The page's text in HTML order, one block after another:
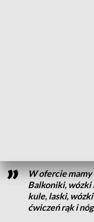
W ofercie mamy
Balkoniki, wózki
kule, laski,
ćwiczeń rąk i nóg